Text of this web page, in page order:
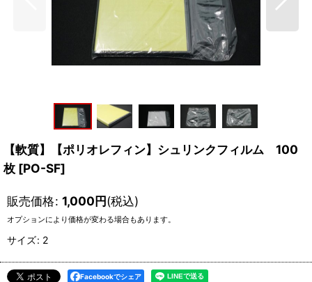
【軟質】【ポリオレフィン】シュリンクフィルム 100
枚 [PO-SF]
販売価格: 1,000円(税込)
オプションにより価格が変わる場合もあります。
サイズ: 2
Facebookでシェア